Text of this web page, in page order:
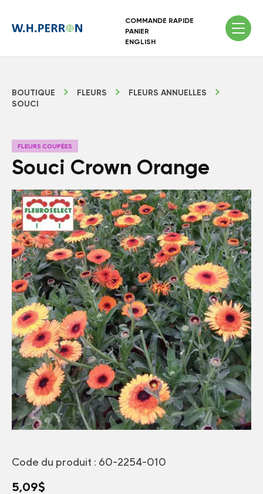
COMMANDE RAPIDE
PANIER
ENGLISH
BOUTIQUE FLEURS
FLEURS ANNUELLES
SOUCI
FLEURS COUPÉES
Souci Crown Orange
Code du produit : 60-2254-010
5,09$